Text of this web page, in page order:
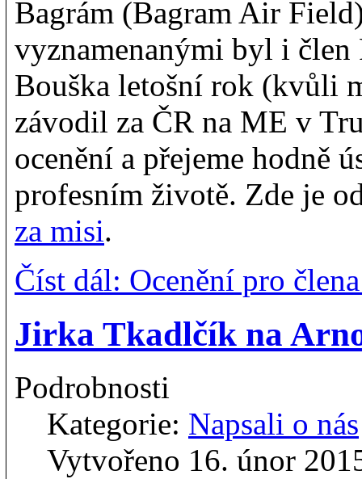
Bagrám (Bagram Air
vyznamenanými byl i člen
Bouška letošní rok (kvůli
závodil za ČR na ME v
ocenění a přejeme hodně
profesním životě. Zde je
za misi.
Číst dál: Ocenění pro
Jirka Tkadlčík na
Podrobnosti
Kategorie: Napsali o nás
Vytvořeno 16. únor